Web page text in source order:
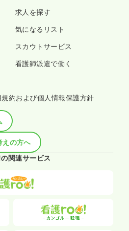
求人を探す
気になるリスト
スカウトサービス
看護師派遣で働く
約および個人情報保護方針
えの方へ
関連サービス